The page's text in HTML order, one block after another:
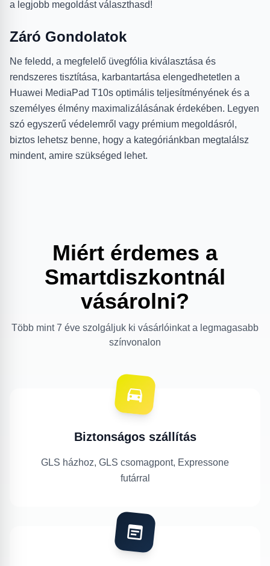
a legjobb megoldást választhasd!
Záró Gondolatok
Ne feledd, a megfelelő üvegfólia kiválasztása és
rendszeres tisztítása, karbantartása elengedhetetlen a
Huawei MediaPad T10s optimális teljesítményének és a
személyes élmény maximalizálásának érdekében. Legyen
szó egyszerű védelemről vagy prémium megoldásról,
biztos lehetsz benne, hogy a kategóriánkban megtalálsz
mindent, amire szükséged lehet.
Miért érdemes a
Smartdiszkontnál
vásárolni?
Több mint 7 éve szolgáljuk ki vásárlóinkat a legmagasabb
színvonalon
Biztonságos szállítás
GLS házhoz, GLS csomagpont, Expressone
futárral